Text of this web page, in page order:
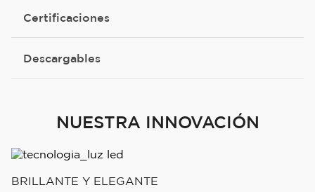
Certificaciones
Descargables
NUESTRA INNOVACIÓN
BRILLANTE Y ELEGANTE